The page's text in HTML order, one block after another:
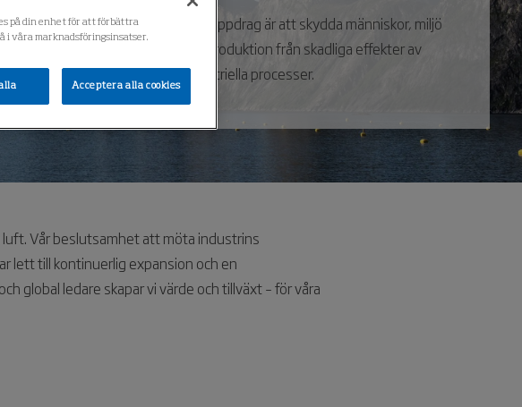
Vårt uppdrag är att skydda människor, miljö
och produktion från skadliga effekter av
industriella processer.
luft. Vår beslutsamhet att möta industrins
lett till kontinuerlig expansion och en
global ledare skapar vi värde och tillväxt – för våra
på din enhet för att förbättra
i våra marknadsföringsinsatser.
Acceptera alla cookies